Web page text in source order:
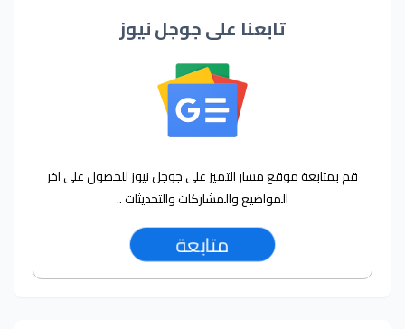
تابعنا على جوجل نيوز
قم بمتابعة موقع مسار التميز على جوجل نيوز للحصول على اخر
المواضيع والمشاركات والتحديثات ..
متابعة